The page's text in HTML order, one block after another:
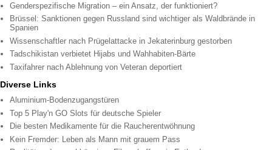
Genderspezifische Migration – ein Ansatz, der funktioniert?
Brüssel: Sanktionen gegen Russland sind wichtiger als Waldbrände in
Spanien
Wissenschaftler nach Prügelattacke in Jekaterinburg gestorben
Tadschikistan verbietet Hijabs und Wahhabiten-Bärte
Taxifahrer nach Ablehnung von Veteran deportiert
Diverse Links
Aluminium-Bodenzugangstüren
Top 5 Play'n GO Slots für deutsche Spieler
Die besten Medikamente für die Raucherentwöhnung
Kein Fremder: Leben als Mann mit grauem Pass